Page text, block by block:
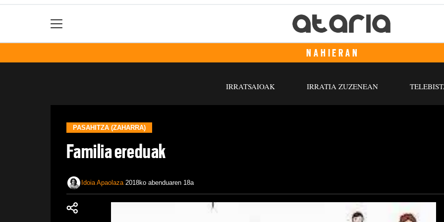
NAHIERAN
IRRATSAIOAK IRRATIA ZUZENEAN
PASAHITZA (ZAHARRA)
Familia ereduak
Idoia Apaolaza 2018ko abenduaren 18a